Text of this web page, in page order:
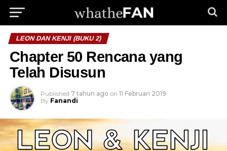
LEON DAN KENJI (BUKU 2)
Chapter 50 Rencana yang
Telah Disusun
Published 7 tahun ago on 11 Februari 2019
By Fanandi